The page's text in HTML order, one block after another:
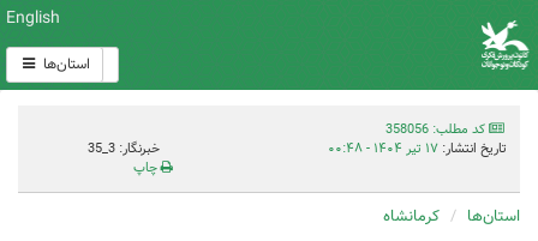
English
استان‌ها
کد مطلب: 358056
تاریخ انتشار: ۱۷ تیر ۱۴۰۴ - ۰۰:۴۸
خبرنگار: 3_35
چاپ
استان‌ها کرمانشاه